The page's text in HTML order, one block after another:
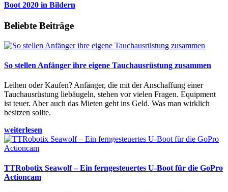
Boot 2020 in Bildern
Beliebte Beiträge
So stellen Anfänger ihre eigene Tauchausrüstung zusammen
Leihen oder Kaufen? Anfänger, die mit der Anschaffung einer
Tauchausrüstung liebäugeln, stehen vor vielen Fragen. Equipment
ist teuer. Aber auch das Mieten geht ins Geld. Was man wirklich
besitzen sollte.
weiterlesen
TTRobotix Seawolf – Ein ferngesteuertes U-Boot für die GoPro
Actioncam